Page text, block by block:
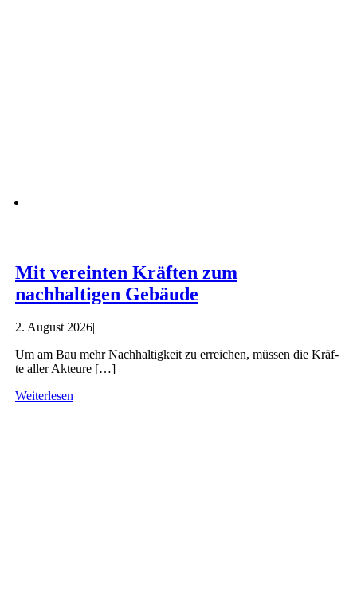
Mit vereinten Kräften zum
nachhaltigen Gebäude
2. August 2026|
Um am Bau mehr Nach­hal­tig­keit zu errei­chen, müs­sen die Kräf­
te aller Akteu­re […]
Wei­ter­le­sen